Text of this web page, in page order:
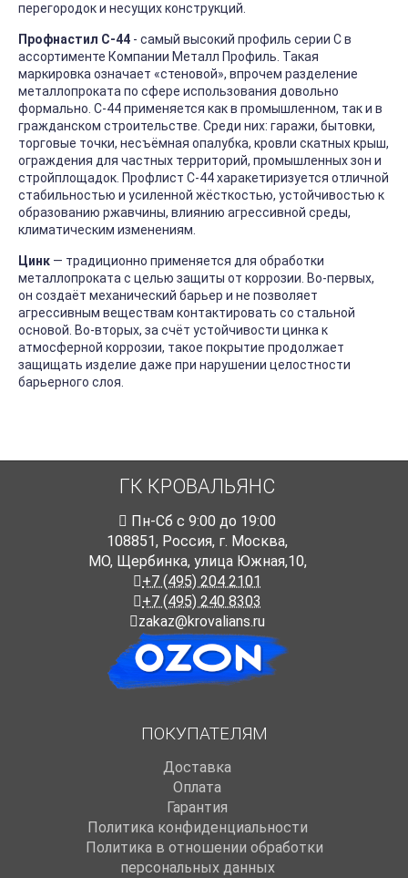
перегородок и несущих конструкций.
Профнастил С-44 - самый высокий профиль серии С в
ассортименте Компании Металл Профиль. Такая
маркировка означает «стеновой», впрочем разделение
металлопроката по сфере использования довольно
формально. С-44 применяется как в промышленном, так и в
гражданском строительстве. Среди них: гаражи, бытовки,
торговые точки, несъёмная опалубка, кровли скатных крыш,
ограждения для частных территорий, промышленных зон и
стройплощадок. Профлист С-44 харакетиризуется отличной
стабильностью и усиленной жёсткостью, устойчивостью к
образованию ржавчины, влиянию агрессивной среды,
климатическим изменениям.
Цинк ― традиционно применяется для обработки
металлопроката с целью защиты от коррозии. Во-первых,
он создаёт механический барьер и не позволяет
агрессивным веществам контактировать со стальной
основой. Во-вторых, за счёт устойчивости цинка к
атмосферной коррозии, такое покрытие продолжает
защищать изделие даже при нарушении целостности
барьерного слоя.
ГК КРОВАЛЬЯНС
Пн-Cб с 9:00 до 19:00
108851, Россия, г. Москва,
МО, Щербинка, улица Южная,10,
+7 (495) 204 2101
+7 (495) 240 8303
zakaz@krovalians.ru
ПОКУПАТЕЛЯМ
Доставка
Оплата
Гарантия
Политика конфиденциальности
Политика в отношении обработки
персональных данных